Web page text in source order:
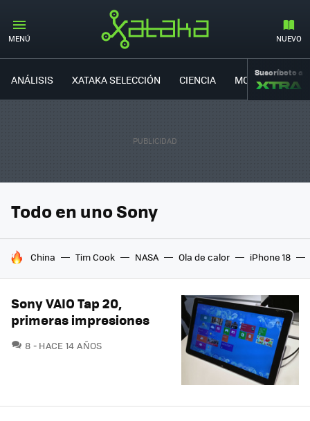
MENÚ NUEVO
ANÁLISIS XATAKA SELECCIÓN CIENCIA MOVILIDAD
Suscríbete a
Todo en uno Sony
HOY SE HABLA DE
China Tim Cook NASA Ola de calor iPhone 18
Sony VAIO Tap 20,
primeras impresiones
8 COMENTARIOS
HACE 14 AÑOS